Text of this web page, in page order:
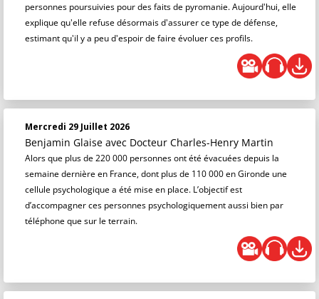
personnes poursuivies pour des faits de pyromanie. Aujourd'hui, elle
explique qu'elle refuse désormais d'assurer ce type de défense,
estimant qu'il y a peu d'espoir de faire évoluer ces profils.
Mercredi 29 Juillet 2026
Benjamin Glaise avec Docteur Charles-Henry Martin
Alors que plus de 220 000 personnes ont été évacuées depuis la
semaine dernière en France, dont plus de 110 000 en Gironde une
cellule psychologique a été mise en place. L’objectif est
d’accompagner ces personnes psychologiquement aussi bien par
téléphone que sur le terrain.